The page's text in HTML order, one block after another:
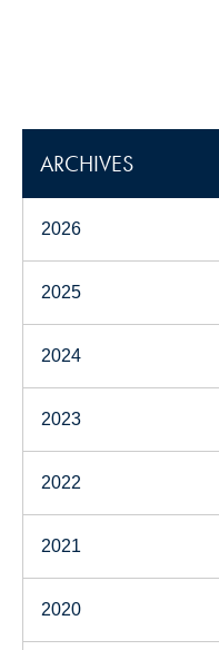
ARCHIVES
2026
2025
2024
2023
2022
2021
2020